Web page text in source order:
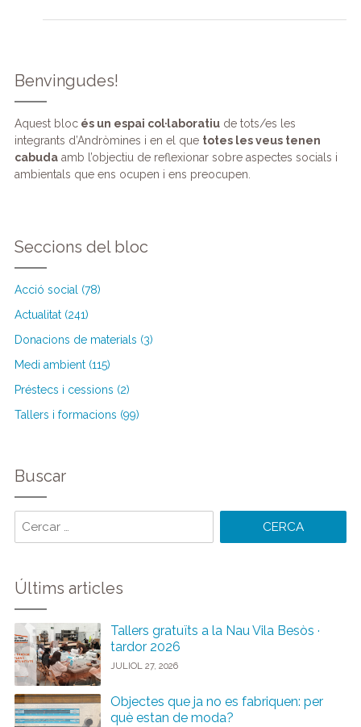
Benvingudes!
Aquest blocés un espai col·laboratiude tots/es les
integrants d’Andròmines i en el que totes les veus tenen
cabudaamb l’objectiu de reflexionar sobre aspectes socials i
ambientals que ens ocupen i ens preocupen.
Seccions del bloc
Acció social (78)
Actualitat (241)
Donacions de materials (3)
Medi ambient (115)
Préstecs i cessions (2)
Tallers i formacions (99)
Buscar
Últims articles
Tallers gratuïts a la Nau Vila Besòs ·
tardor 2026
JULIOL 27, 2026
Objectes que ja no es fabriquen: per
què estan de moda?